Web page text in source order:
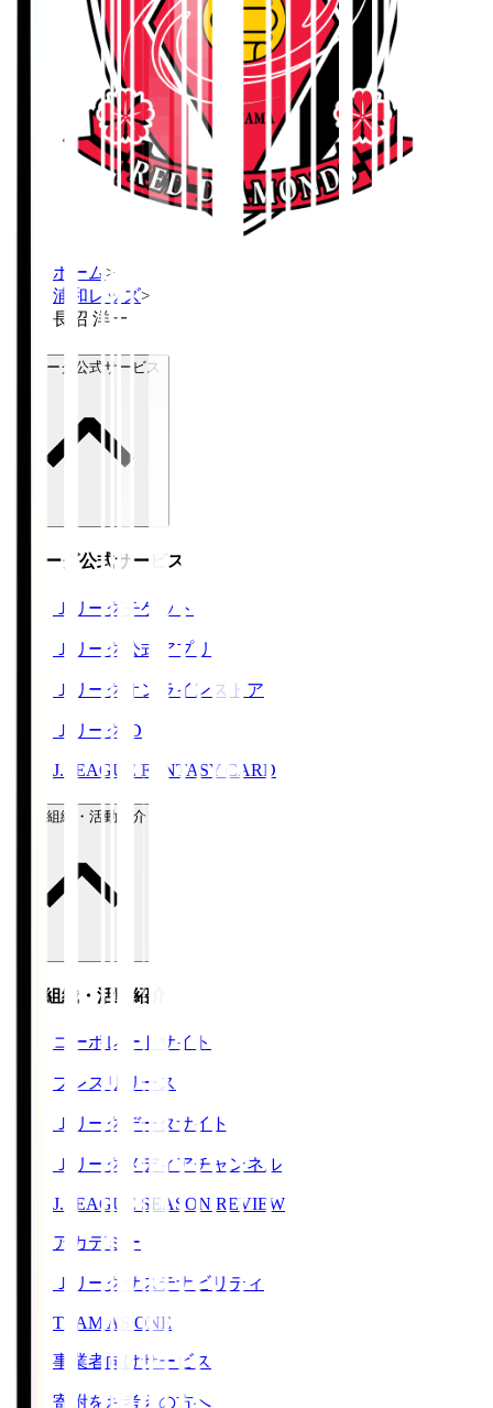
ホーム >
浦和レッズ>
長沼 洋一
Ｊリーグ公式サービス
Ｊリーグ公式サービス
Ｊリーグチケット
Ｊリーグ公式アプリ
Ｊリーグオンラインストア
ＪリーグID
J.LEAGUE FANTASY CARD
運営組織・活動紹介
運営組織・活動紹介
コーポレートサイト
プレスリリース
Ｊリーグデータサイト
Ｊリーグメディアチャンネル
J.LEAGUE SEASON REVIEW
アカデミー
Ｊリーグサステナビリティ
TEAM AS ONE
事業者向けサービス
寄附をお考えの方へ